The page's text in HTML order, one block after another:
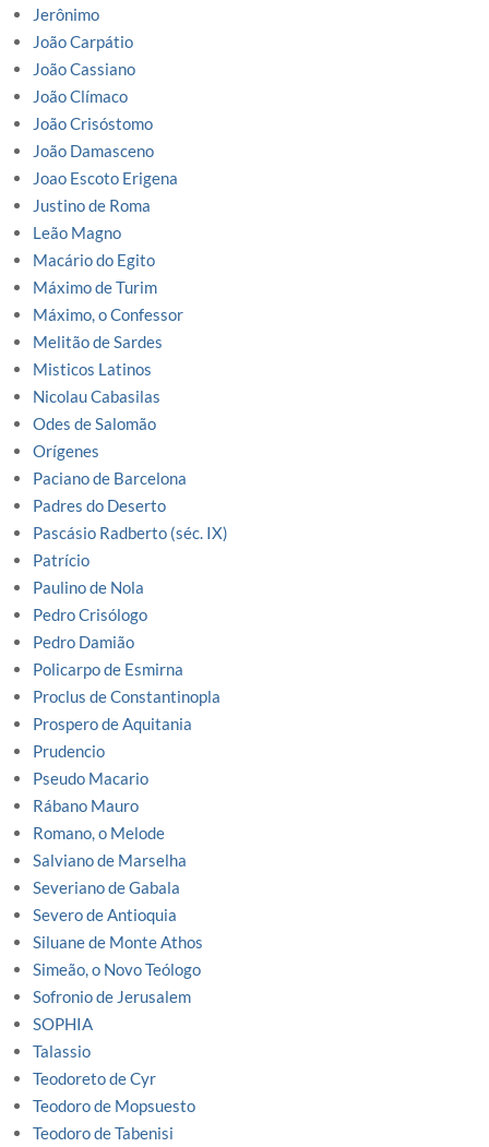
Jerônimo
João Carpátio
João Cassiano
João Clímaco
João Crisóstomo
João Damasceno
Joao Escoto Erigena
Justino de Roma
Leão Magno
Macário do Egito
Máximo de Turim
Máximo, o Confessor
Melitão de Sardes
Misticos Latinos
Nicolau Cabasilas
Odes de Salomão
Orígenes
Paciano de Barcelona
Padres do Deserto
Pascásio Radberto (séc. IX)
Patrício
Paulino de Nola
Pedro Crisólogo
Pedro Damião
Policarpo de Esmirna
Proclus de Constantinopla
Prospero de Aquitania
Prudencio
Pseudo Macario
Rábano Mauro
Romano, o Melode
Salviano de Marselha
Severiano de Gabala
Severo de Antioquia
Siluane de Monte Athos
Simeão, o Novo Teólogo
Sofronio de Jerusalem
SOPHIA
Talassio
Teodoreto de Cyr
Teodoro de Mopsuesto
Teodoro de Tabenisi